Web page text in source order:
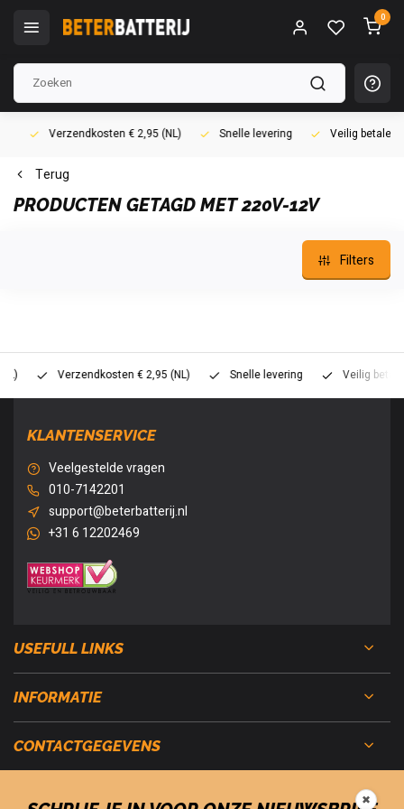
0
Verzendkosten € 2,95 (NL) Snelle levering Veilig betalen
Terug
PRODUCTEN GETAGD MET 220V-12V
Filters
Verzendkosten € 2,95 (NL) Snelle levering Veilig betalen
KLANTENSERVICE
Veelgestelde vragen
010-7142201
support@beterbatterij.nl
+31 6 12202469
USEFULL LINKS
INFORMATIE
CONTACTGEGEVENS
✖